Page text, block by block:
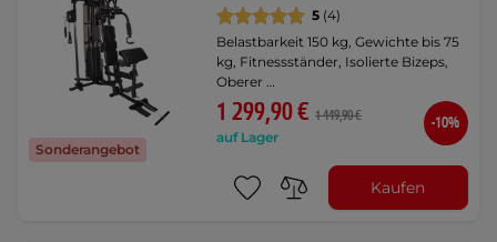
Sonderangebot
5 (4)
Belastbarkeit 150 kg, Gewichte bis 75
kg, Fitnessständer, Isolierte Bizeps,
Oberer …
1 299,90 € 1 449,90 €
auf Lager
-10%
Kaufen